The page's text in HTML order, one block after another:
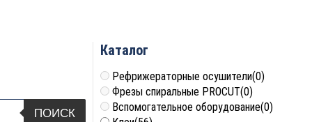
ПОИСК
Каталог
Рефрижераторные осушители(0)
Фрезы спиральные PROCUT(0)
Вспомогательное оборудование(0)